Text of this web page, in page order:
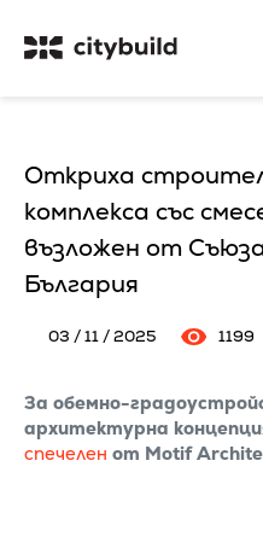
Откриха
комплекса със
възложен от
България
03 / 11 / 2025 1199
За обемно-
архитектурна
спечелен от Motif